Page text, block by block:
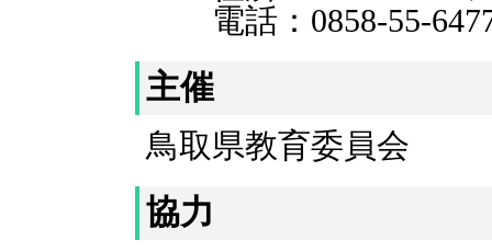
電話：0858-55-
主催
鳥取県教育委員会
協力